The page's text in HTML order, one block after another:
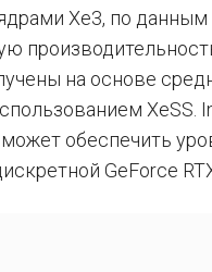
Xe3, по
на основе
XeSS.
обеспечить
GeForce